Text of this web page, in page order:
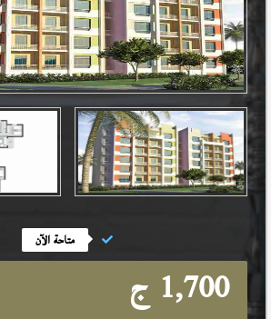
متاحة الآن
1,700 ج